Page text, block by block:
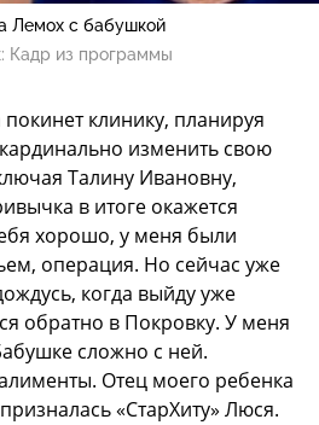
Лемох с бабушкой
Кадр из программы
клинику, планируя
изменить свою
Талину Ивановну,
в итоге окажется
хорошо, у меня были
операция. Но сейчас уже
когда выйду уже
обратно в Покровку. У меня
сложно с ней.
Отец моего ребенка
«СтарХиту» Люся.